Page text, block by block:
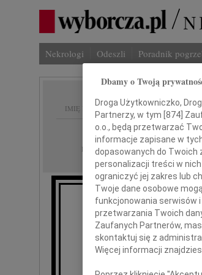
Nekrologi Odeszli Poradnik
IMIĘ I NAZWISKO:
REGION: Szczecin
DATA EMISJI: 18.12.2020
wyrazy
Dbamy o Twoją
Droga Użytkowniczko,
Partnerzy, w tym [874]
o.o., będą przetwarzać
informacje zapisane w
dopasowanych do Twoich
personalizacji treści w
ograniczyć jej zakres lub
Twoje dane osobowe
funkcjonowania serwisów i
przetwarzania Twoich
Zaufanych Partnerów,
skontaktuj się z
Więcej informacji